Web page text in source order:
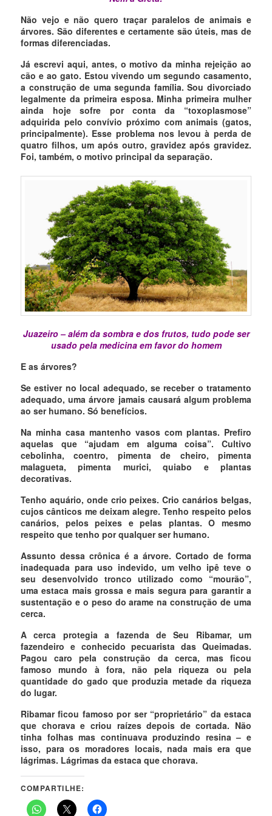
Não vejo e não quero traçar paralelos de animais e
árvores. São diferentes e certamente são úteis, mas de
formas diferenciadas.
Já escrevi aqui, antes, o motivo da minha rejeição ao
cão e ao gato. Estou vivendo um segundo casamento,
a construção de uma segunda família. Sou divorciado
legalmente da primeira esposa. Minha primeira mulher
ainda hoje sofre por conta da “toxoplasmose”
adquirida pelo convívio próximo com animais (gatos,
principalmente). Esse problema nos levou à perda de
quatro filhos, um após outro, gravidez após gravidez.
Foi, também, o motivo principal da separação.
Juazeiro – além da sombra e dos frutos, tudo pode ser
usado pela medicina em favor do homem
E as árvores?
Se estiver no local adequado, se receber o tratamento
adequado, uma árvore jamais causará algum problema
ao ser humano. Só benefícios.
Na minha casa mantenho vasos com plantas. Prefiro
aquelas que “ajudam em alguma coisa”. Cultivo
cebolinha, coentro, pimenta de cheiro, pimenta
malagueta, pimenta murici, quiabo e plantas
decorativas.
Tenho aquário, onde crio peixes. Crio canários belgas,
cujos cânticos me deixam alegre. Tenho respeito pelos
canários, pelos peixes e pelas plantas. O mesmo
respeito que tenho por qualquer ser humano.
Assunto dessa crônica é a árvore. Cortado de forma
inadequada para uso indevido, um velho ipê teve o
seu desenvolvido tronco utilizado como “mourão”,
uma estaca mais grossa e mais segura para garantir a
sustentação e o peso do arame na construção de uma
cerca.
A cerca protegia a fazenda de Seu Ribamar, um
fazendeiro e conhecido pecuarista das Queimadas.
Pagou caro pela construção da cerca, mas ficou
famoso mundo à fora, não pela riqueza ou pela
quantidade do gado que produzia metade da riqueza
do lugar.
Ribamar ficou famoso por ser “proprietário” da estaca
que chorava e criou raízes depois de cortada. Não
tinha folhas mas continuava produzindo resina – e
isso, para os moradores locais, nada mais era que
lágrimas. Lágrimas da estaca que chorava.
COMPARTILHE: